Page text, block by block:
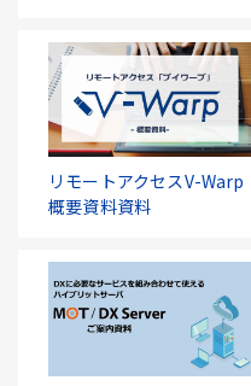
リモートアクセスV-Warp
概要資料資料